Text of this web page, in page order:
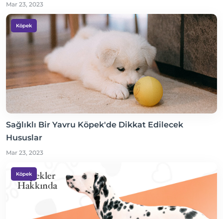
Mar 23, 2023
Köpek
Sağlıklı Bir Yavru Köpek'de Dikkat Edilecek
Hususlar
Mar 23, 2023
Köpek